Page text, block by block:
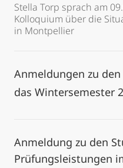
Stella Torp sprach am
Kolloquium über die
in Montpellier
Anmeldungen zu
das Wintersemester
Anmeldung zu den
Prüfungsleistungen